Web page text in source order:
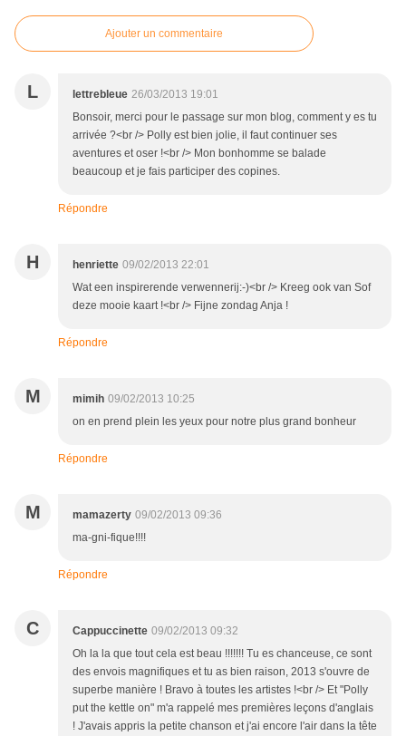
Ajouter un commentaire
L lettrebleue 26/03/2013 19:01
Bonsoir, merci pour le passage sur mon blog, comment y es tu
arrivée ?<br /> Polly est bien jolie, il faut continuer ses
aventures et oser !<br /> Mon bonhomme se balade
beaucoup et je fais participer des copines.
Répondre
H henriette 09/02/2013 22:01
Wat een inspirerende verwennerij:-)<br /> Kreeg ook van Sof
deze mooie kaart !<br /> Fijne zondag Anja !
Répondre
M mimih 09/02/2013 10:25
on en prend plein les yeux pour notre plus grand bonheur
Répondre
M mamazerty 09/02/2013 09:36
ma-gni-fique!!!!
Répondre
C Cappuccinette 09/02/2013 09:32
Oh la la que tout cela est beau !!!!!!! Tu es chanceuse, ce sont
des envois magnifiques et tu as bien raison, 2013 s'ouvre de
superbe manière ! Bravo à toutes les artistes !<br /> Et "Polly
put the kettle on" m'a rappelé mes premières leçons d'anglais
! J'avais appris la petite chanson et j'ai encore l'air dans la tête